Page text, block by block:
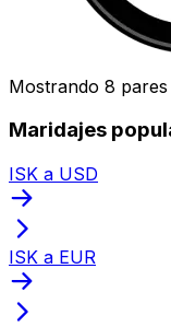
Mostrando 8
Maridajes
ISK a USD
ISK a EUR